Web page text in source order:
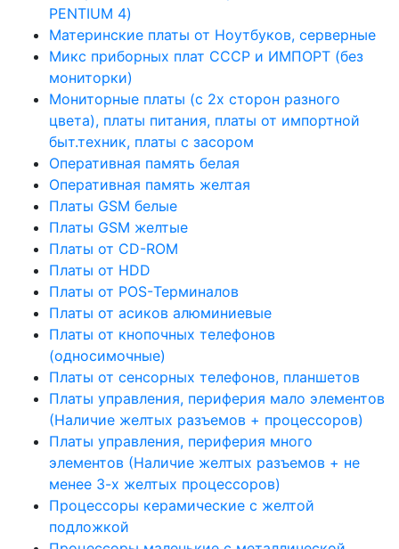
PENTIUM 4)
Материнские платы от Ноутбуков, серверные
Микс приборных плат СССР и ИМПОРТ (без
мониторки)
Мониторные платы (с 2х сторон разного
цвета), платы питания, платы от импортной
быт.техник, платы с засором
Оперативная память белая
Оперативная память желтая
Платы GSM белые
Платы GSM желтые
Платы от CD-ROM
Платы от HDD
Платы от POS-Терминалов
Платы от асиков алюминиевые
Платы от кнопочных телефонов
(односимочные)
Платы от сенсорных телефонов, планшетов
Платы управления, периферия мало элементов
(Наличие желтых разъемов + процессоров)
Платы управления, периферия много
элементов (Наличие желтых разъемов + не
менее 3-х желтых процессоров)
Процессоры керамические с желтой
подложкой